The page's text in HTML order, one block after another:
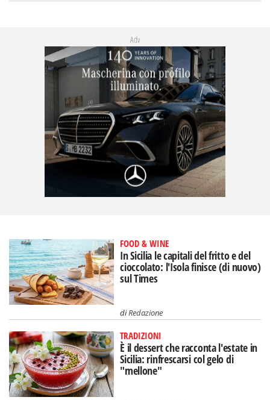
Adv
FOOD & WINE
In Sicilia le capitali del fritto e del
cioccolato: l'Isola finisce (di nuovo)
sul Times
diRedazione
TRADIZIONI
È il dessert che racconta l'estate in
Sicilia: rinfrescarsi col gelo di
"mellone"